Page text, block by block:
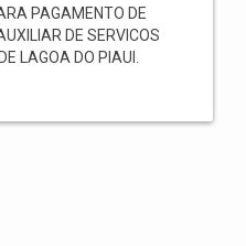
PAGAMENTO DE
DE SERVICOS
LAGOA DO PIAUI.